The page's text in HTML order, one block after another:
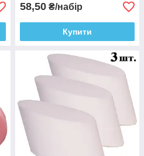
58,50 ₴/набір
Купити